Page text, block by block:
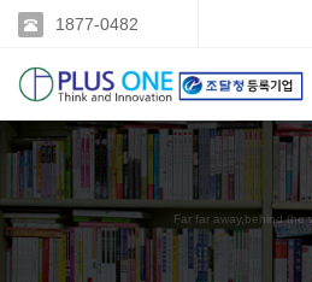
1877-0482
Far far away,behind the